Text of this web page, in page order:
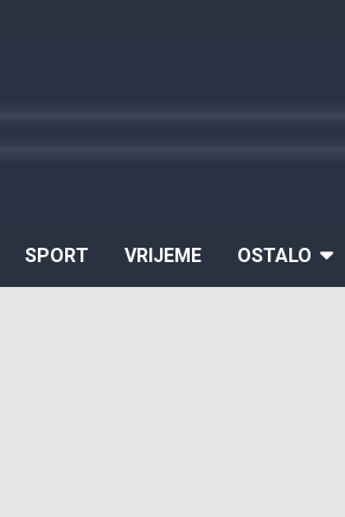
SPORT VRIJEME OSTALO